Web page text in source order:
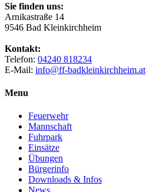
Sie finden uns:
Arnikastraße 14
9546 Bad Kleinkirchheim
Kontakt:
Telefon: 04240 818234
E-Mail: info@ff-badkleinkirchheim.at
Menu
Feuerwehr
Mannschaft
Fuhrpark
Einsätze
Übungen
Bürgerinfo
Downloads & Infos